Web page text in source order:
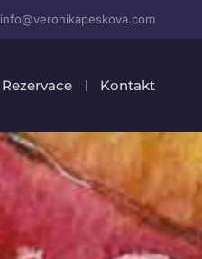
info@veronikapeskova.com
Rezervace Kontakt